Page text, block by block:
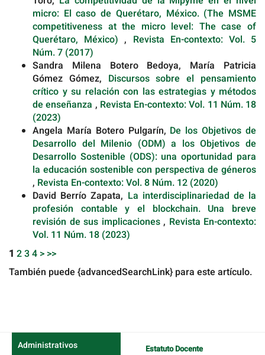
micro: El caso de Querétaro, México. (The MSME
competitiveness at the micro level: The case of
Querétaro, México), Revista En-contexto: Vol. 5
Núm. 7 (2017)
Sandra Milena Botero Bedoya, María Patricia
Gómez Gómez, Discursos sobre el pensamiento
crítico y su relación con las estrategias y métodos
de enseñanza , Revista En-contexto: Vol. 11 Núm. 18
(2023)
Angela María Botero Pulgarín, De los Objetivos de
Desarrollo del Milenio (ODM) a los Objetivos de
Desarrollo Sostenible (ODS): una oportunidad para
la educación sostenible con perspectiva de géneros
, Revista En-contexto: Vol. 8 Núm. 12 (2020)
David Berrío Zapata, La interdisciplinariedad de la
profesión contable y el blockchain. Una breve
revisión de sus implicaciones , Revista En-contexto:
Vol. 11 Núm. 18 (2023)
1 234 > >>
También puede {advancedSearchLink} para este artículo.
Administrativos Estatuto Docente